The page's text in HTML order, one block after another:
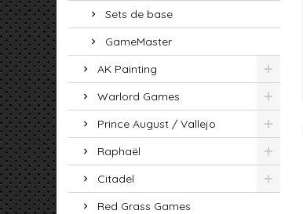
Sets de base
GameMaster
AK Painting
Warlord Games
Prince August / Vallejo
Raphaël
Citadel
Red Grass Games